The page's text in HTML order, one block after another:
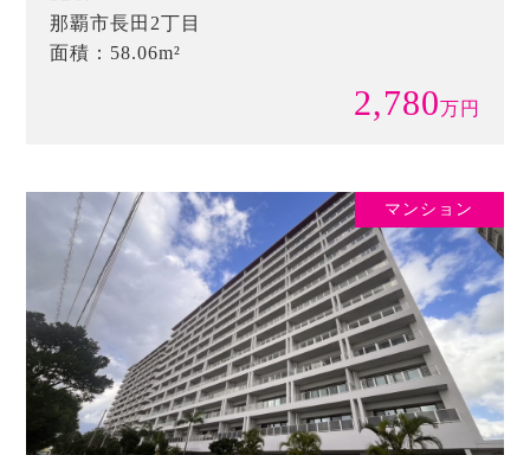
那覇市長田2丁目
面積：58.06m²
2,780万円
マンション